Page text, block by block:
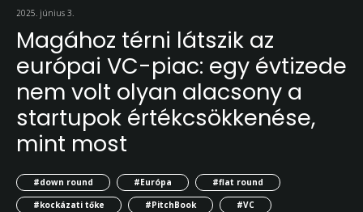
2025. június 3.
Magához térni látszik az
európai VC-piac: egy évtizede
nem volt olyan alacsony a
startupok értékcsökkenése,
mint most
#down round #Európa
#flat round
#kockázati tőke
#PitchBook #VC